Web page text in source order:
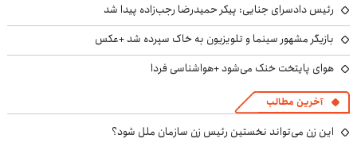
رئیس دادسرای جنایی: پیکر حمیدرضا رجب‌زاده پیدا شد
بازیگر مشهور سینما و تلویزیون به خاک سپرده شد +عکس
هوای پایتخت خنک می‌شود +هواشناسی فردا
آخرین مطالب
این زن می‌تواند نخستین رئیس زن سازمان ملل شود؟